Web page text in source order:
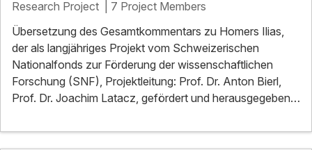
gegenwärtigen Kenntnisstand der Homerforschung
(Sprache, Realien, Struktur, Erzählforschung,
Mykenologie-Linear B, Oral-poetry- sowie Troia-
Forschung) in umfassender Breite wider. Adressaten sind
Studierende und Dozenten an Universität und Schule,
nicht nur der Altertumswissenschaften, sondern allgemein
Präferenzen in Universitäten, Schulen und in der
Forschung entgegenzukommen, wird nach dem
Commentary on Homer's Iliad into
English
Research Project
7 Project Members
Übersetzung des Gesamtkommentars zu Homers Ilias,
der als langjähriges Projekt vom Schweizerischen
Nationalfonds zur Förderung der wissenschaftlichen
Forschung (SNF), Projektleitung: Prof. Dr. Anton Bierl,
Prof. Dr. Joachim Latacz, gefördert und herausgegeben
Commentare (SWC)", Walter de Gruyter GmbH & Co. KG,